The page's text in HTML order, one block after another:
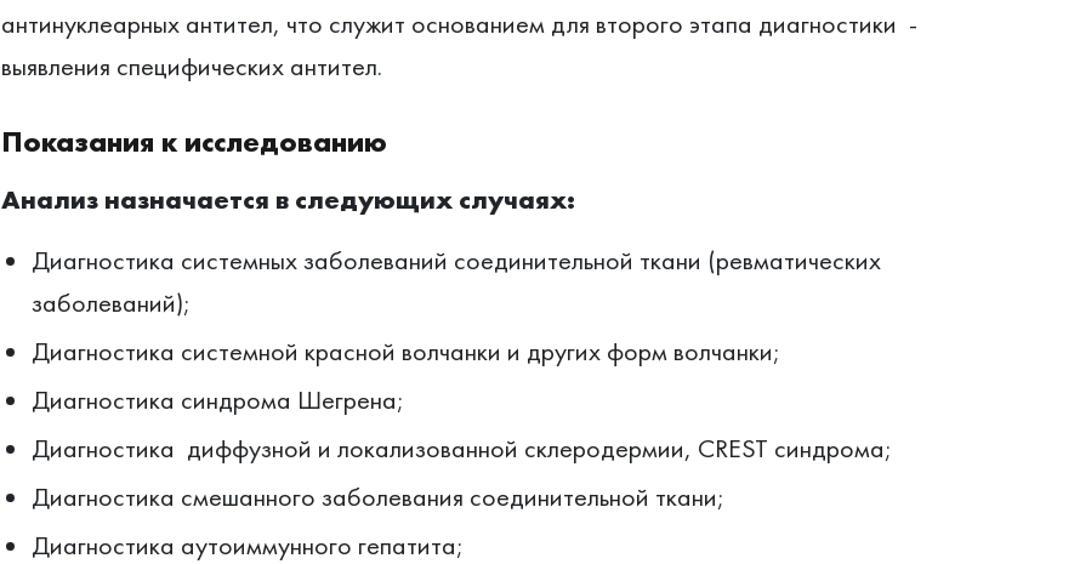
антинуклеарных антител, что служит основанием для второго этапа диагностики -
выявления специфических антител.
Показания к исследованию
Анализ назначается в следующих случаях:
Диагностика системных заболеваний соединительной ткани (ревматических
заболеваний);
Диагностика системной красной волчанки и других форм волчанки;
Диагностика синдрома Шегрена;
Диагностика диффузной и локализованной склеродермии, CREST синдрома;
Диагностика смешанного заболевания соединительной ткани;
Диагностика аутоиммунного гепатита;